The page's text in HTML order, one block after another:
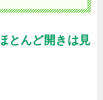
とんど開きは見